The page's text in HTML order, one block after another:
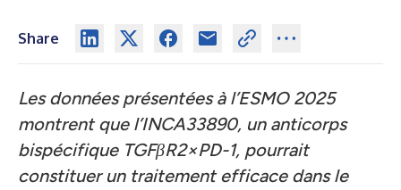
Share
Les données présentées à l’ESMO 2025
montrent que l’INCA33890, un anticorps
bispécifique TGFβR2×PD-1, pourrait
constituer un traitement efficace dans le